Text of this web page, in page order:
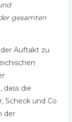
gesamten
Auftakt zu
dass die
Scheck und Co
der